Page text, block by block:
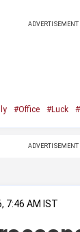
ADVERTISEMENT
#Office #Luck
ADVERTISEMENT
7:46 AM IST